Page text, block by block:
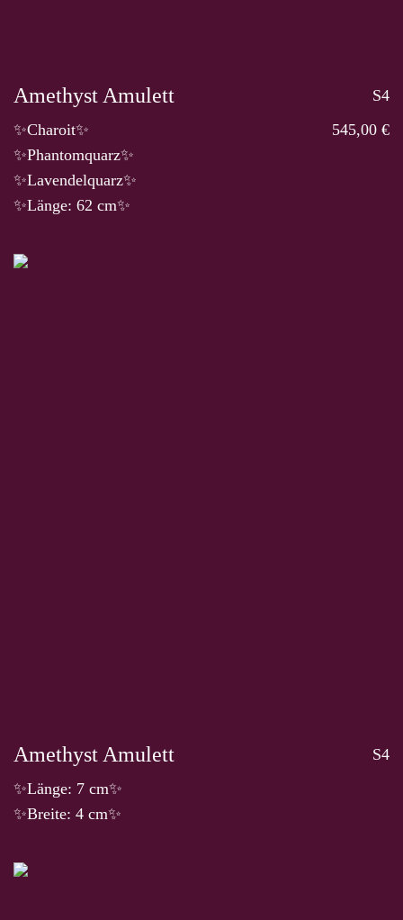
Amethyst Amulett
S4
✨Charoit✨
✨Phantomquarz✨
✨Lavendelquarz✨
✨Länge: 62 cm✨
545,00 €
Amethyst Amulett
S4
✨Länge: 7 cm✨
✨Breite: 4 cm✨